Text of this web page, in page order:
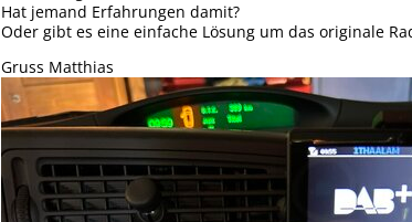
Hat jemand Erfahrungen damit?
Oder gibt es eine einfache Lösung um das originale
Gruss Matthias